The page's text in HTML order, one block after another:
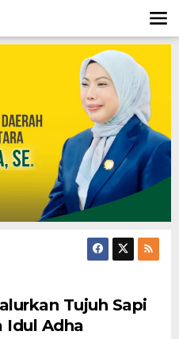
Tujuh Sapi
Idul Adha